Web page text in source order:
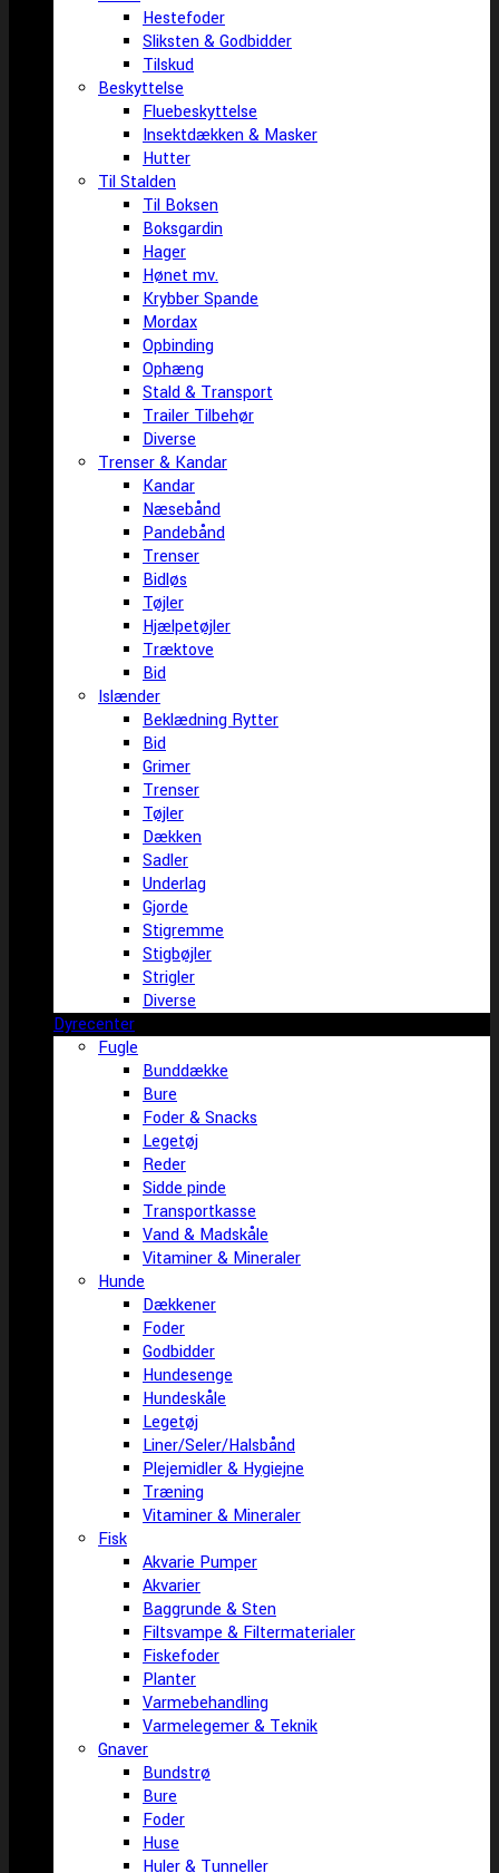
Hestefoder
Sliksten & Godbidder
Tilskud
Beskyttelse
Fluebeskyttelse
Insektdækken & Masker
Hutter
Til Stalden
Til Boksen
Boksgardin
Hager
Hønet mv.
Krybber Spande
Mordax
Opbinding
Ophæng
Stald & Transport
Trailer Tilbehør
Diverse
Trenser & Kandar
Kandar
Næsebånd
Pandebånd
Trenser
Bidløs
Tøjler
Hjælpetøjler
Træktove
Bid
Islænder
Beklædning Rytter
Bid
Grimer
Trenser
Tøjler
Dækken
Sadler
Underlag
Gjorde
Stigremme
Stigbøjler
Strigler
Diverse
Dyrecenter
Fugle
Bunddække
Bure
Foder & Snacks
Legetøj
Reder
Sidde pinde
Transportkasse
Vand & Madskåle
Vitaminer & Mineraler
Hunde
Dækkener
Foder
Godbidder
Hundesenge
Hundeskåle
Legetøj
Liner/Seler/Halsbånd
Plejemidler & Hygiejne
Træning
Vitaminer & Mineraler
Fisk
Akvarie Pumper
Akvarier
Baggrunde & Sten
Filtsvampe & Filtermaterialer
Fiskefoder
Planter
Varmebehandling
Varmelegemer & Teknik
Gnaver
Bundstrø
Bure
Foder
Huse
Huler & Tunneller